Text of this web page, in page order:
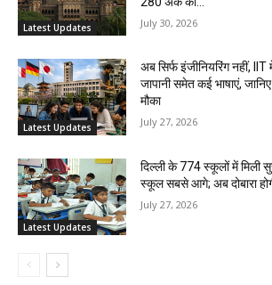
Latest Updates July 30, 2026
Latest Updates
अब सिर्फ इंजीनियरिंग नहीं,
जापानी समेत कई भाषाएं,
मौका
July 27, 2026
Latest Updates
दिल्ली के 774 स्कूलों में मिली
स्कूल सबसे आगे; अब दोबारा
July 27, 2026